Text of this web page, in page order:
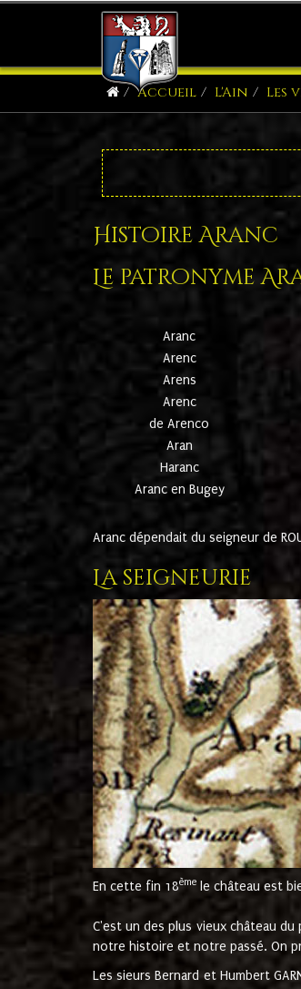
Accueil L'Ain Les
Histoire Aranc
Le patronyme
Aranc
Arenc
Arens
Arenc
de Arenco
Aran
Haranc
Aranc en Bugey
Aranc dépendait du seigneur de
La seigneurie
En cette fin 18ème le château est
C'est un des plus vieux château
notre histoire et notre passé. On
Les sieurs Bernard et Humbert